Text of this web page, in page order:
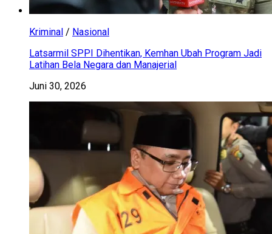
Kriminal / Nasional
Latsarmil SPPI Dihentikan, Kemhan Ubah Program Jadi
Latihan Bela Negara dan Manajerial
Juni 30, 2026